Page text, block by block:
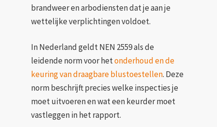
brandweer en arbodiensten dat je aan je
wettelijke verplichtingen voldoet.
In Nederland geldt NEN 2559 als de
leidende norm voor hetonderhoud en de
keuring van draagbare blustoestellen. Deze
norm beschrijft precies welke inspecties je
moet uitvoeren en wat een keurder moet
vastleggen in het rapport.